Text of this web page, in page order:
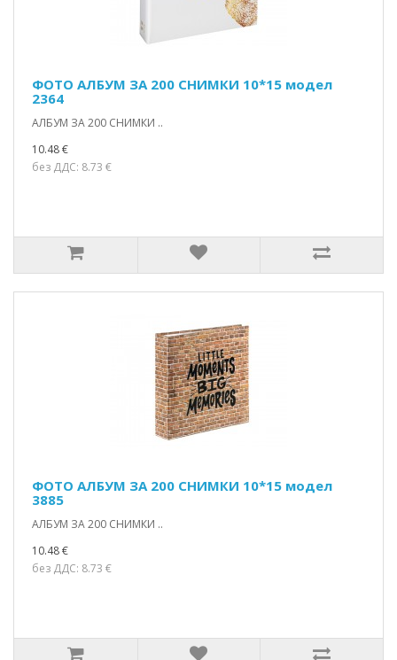
ФОТО АЛБУМ ЗА 200 СНИМКИ 10*15 модел
2364
АЛБУМ ЗА 200 СНИМКИ ..
10.48 €
без ДДС: 8.73 €
ФОТО АЛБУМ ЗА 200 СНИМКИ 10*15 модел
3885
АЛБУМ ЗА 200 СНИМКИ ..
10.48 €
без ДДС: 8.73 €